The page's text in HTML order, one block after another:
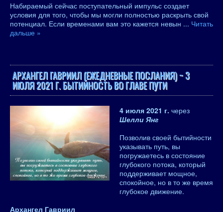
Набираемый сейчас поступательный импульс создает
условия для того, чтобы мы могли полностью раскрыть свой
потенциал. Если временами вам это кажется невын ... Читать
дальше »
АРХАНГЕЛ ГАВРИИЛ (ЕЖЕДНЕВНЫЕ ПОСЛАНИЯ) ~ 3
ИЮЛЯ 2021 Г. БЫТИЙНОСТЬ ВО ГЛАВЕ ПУТИ
4 июля 2021 г. через
Шелли Янг
Позволив своей бытийности
указывать путь, вы
погружаетесь в состояние
глубокого потока, который
поддерживает мощное,
спокойное, но в то же время
глубокое движение.
Архангел Гавриил